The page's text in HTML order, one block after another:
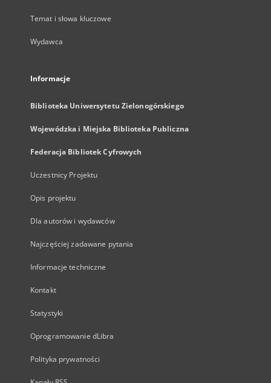
Temat i słowa kluczowe
Wydawca
Informacje
Biblioteka Uniwersytetu Zielonogórskiego
Wojewódzka i Miejska Biblioteka Publiczna
Federacja Bibliotek Cyfrowych
Uczestnicy Projektu
Opis projektu
Dla autorów i wydawców
Najczęściej zadawane pytania
Informacje techniczne
Kontakt
Statystyki
Oprogramowanie dLibra
Polityka prywatności